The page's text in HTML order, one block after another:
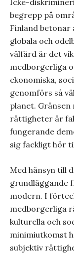
Icke-
begrepp på
Finland
globala och
välfärd är det
medborgerliga
ekonomiska,
genomförs så
planet. Gränsen
rättigheter är
fungerande
sig fackligt hör
Med hänsyn till
grundläggande
modern. I
medborgerliga
kulturella och
minimiutkomst
subjektiv